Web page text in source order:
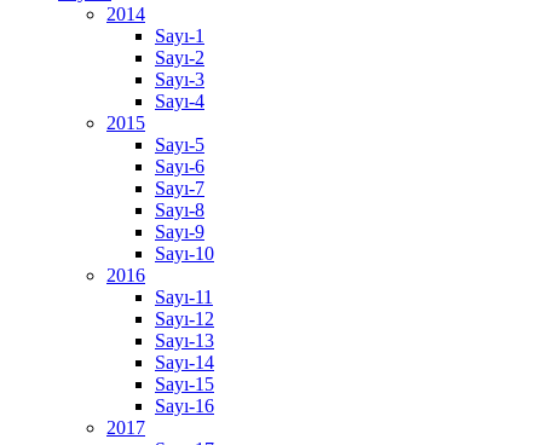
2014
Sayı-1
Sayı-2
Sayı-3
Sayı-4
2015
Sayı-5
Sayı-6
Sayı-7
Sayı-8
Sayı-9
Sayı-10
2016
Sayı-11
Sayı-12
Sayı-13
Sayı-14
Sayı-15
Sayı-16
2017